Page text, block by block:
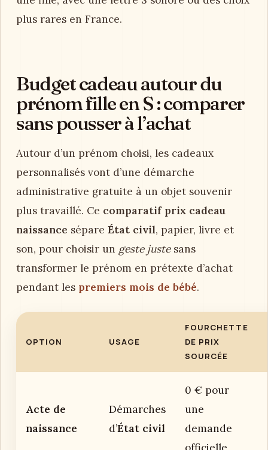
plus rares en France.
Budget cadeau autour du
prénom fille en S : comparer
sans pousser à l’achat
Autour d’un prénom choisi, les cadeaux
personnalisés vont d’une démarche
administrative gratuite à un objet souvenir
plus travaillé. Ce comparatif prix cadeau
naissance sépare État civil, papier, livre et
son, pour choisir un geste justesans
transformer le prénom en prétexte d’achat
pendant les premiers mois de bébé.
OPTION USAGE
FOURCHETTE
DE PRIX
SOURCÉE
Acte de
naissance
Démarches
d’État civil
0 € pour
une
demande